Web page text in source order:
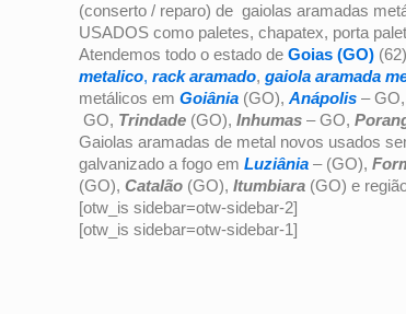
(conserto / reparo) de gaiolas aramadas
USADOS como paletes, chapatex, porta
Atendemos todo o estado de Goias (GO)
metalico, rack aramado, gaiola aramada
metálicos em Goiânia (GO), Anápolis – GO,
GO, Trindade (GO), Inhumas – GO,
Gaiolas aramadas de metal novos usados
galvanizado a fogo em Luziânia – (GO),
(GO), Catalão (GO), Itumbiara (GO) e
[otw_is sidebar=otw-sidebar-2]
[otw_is sidebar=otw-sidebar-1]